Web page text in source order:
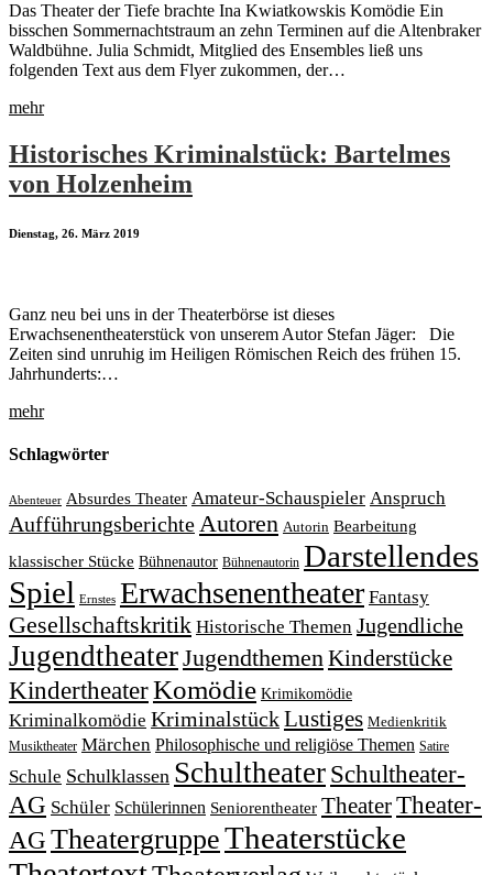
Das Theater der Tiefe brachte Ina Kwiatkowskis Komödie Ein
bisschen Sommernachtstraum an zehn Terminen auf die Altenbraker
Waldbühne. Julia Schmidt, Mitglied des Ensembles ließ uns
folgenden Text aus dem Flyer zukommen, der…
mehr
Historisches Kriminalstück: Bartelmes
von Holzenheim
Dienstag, 26. März 2019
Ganz neu bei uns in der Theaterbörse ist dieses
Erwachsenentheaterstück von unserem Autor Stefan Jäger: Die
Zeiten sind unruhig im Heiligen Römischen Reich des frühen 15.
Jahrhunderts:…
mehr
Schlagwörter
Abenteuer Absurdes Theater Amateur-Schauspieler Anspruch
AufführungsberichteAutoren Autorin Bearbeitung
klassischer Stücke Bühnenautor Bühnenautorin Darstellendes
Spiel Ernstes Erwachsenentheater Fantasy
Gesellschaftskritik Historische Themen Jugendliche
JugendtheaterJugendthemenKinderstücke
KindertheaterKomödie Krimikomödie
Kriminalkomödie KriminalstückLustiges Medienkritik
Musiktheater Märchen Philosophische und religiöse Themen Satire
Schule Schulklassen Schultheater Schultheater-
AG Schüler Schülerinnen Seniorentheater TheaterTheater-
AGTheatergruppeTheaterstücke